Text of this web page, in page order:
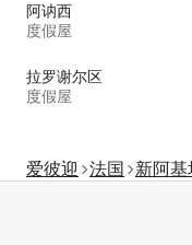
阿讷西
度假屋
拉罗谢尔区
度假屋
爱彼迎 法国 新阿基